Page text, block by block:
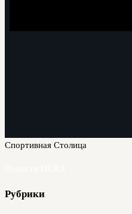
Спортивная Столица
Рубрики